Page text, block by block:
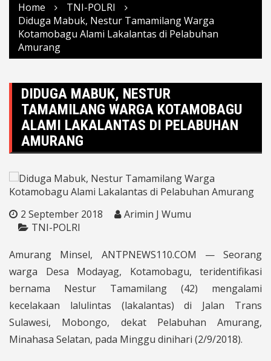
Home
TNI-POLRI
Diduga Mabuk, Nestur Tamamilang Warga
Kotamobagu Alami Lakalantas di Pelabuhan
Amurang
DIDUGA MABUK, NESTUR
TAMAMILANG WARGA KOTAMOBAGU
ALAMI LAKALANTAS DI PELABUHAN
AMURANG
2 September 2018
Arimin J Wumu
TNI-POLRI
Amurang Minsel, ANTPNEWS110.COM — Seorang
warga Desa Modayag, Kotamobagu, teridentifikasi
bernama Nestur Tamamilang (42) mengalami
kecelakaan lalulintas (lakalantas) di Jalan Trans
Sulawesi, Mobongo, dekat Pelabuhan Amurang,
Minahasa Selatan, pada Minggu dinihari (2/9/2018).